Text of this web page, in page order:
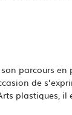
parcours
de
plastiques,